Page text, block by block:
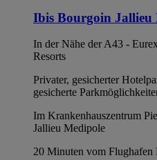
Ibis Bourgoin Jallieu
In der Nähe der A43 -
Resorts
Privater, gesicherter
gesicherte
Im Krankenhauszentrum
Jallieu Medipole
20 Minuten vom Flughafen